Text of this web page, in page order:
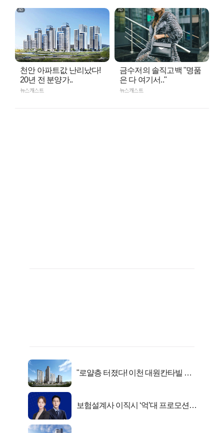
천안 아파트값 난리났다!
20년 전 분양가..
뉴스캐스트
금수저의 솔직고백 "명품
은 다 여기서.."
뉴스캐스트
"로얄층 터졌다! 이천 대원칸타빌 잔
보험설계사 이직시 ‘억’대 프로모션!